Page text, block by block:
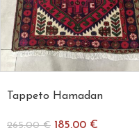
Tappeto Hamadan
265,00€ 185,00 €